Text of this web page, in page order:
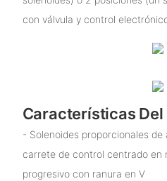
con válvula y control
Características
- Solenoides proporcionales
carrete de control centrado en
progresivo con ranura en V